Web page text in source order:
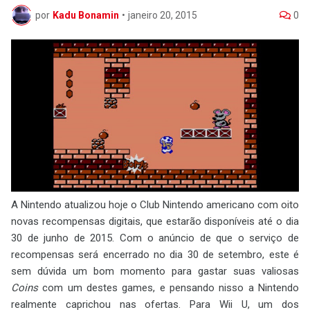
por Kadu Bonamin • janeiro 20, 2015 0
A Nintendo atualizou hoje o Club Nintendo americano com oito
novas recompensas digitais, que estarão disponíveis até o dia
30 de junho de 2015. Com o anúncio de que o serviço de
recompensas será encerrado no dia 30 de setembro, este é
sem dúvida um bom momento para gastar suas valiosas
Coinscom um destes games, e pensando nisso a Nintendo
realmente caprichou nas ofertas. Para Wii U, um dos